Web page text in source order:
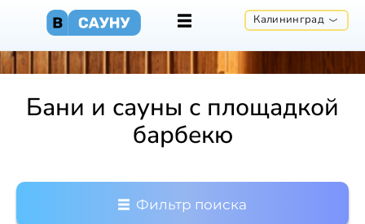
Калининград
Бани и сауны с площадкой
барбекю
Фильтр поиска